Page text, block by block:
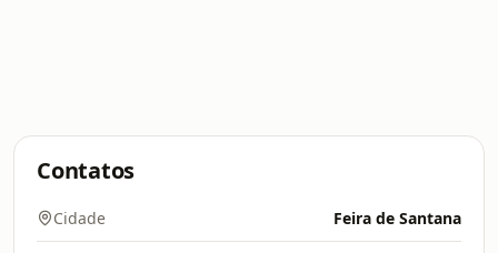
Contatos
Cidade Feira de Santana